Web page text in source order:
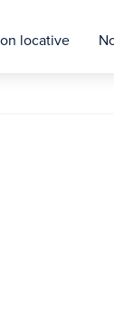
locative